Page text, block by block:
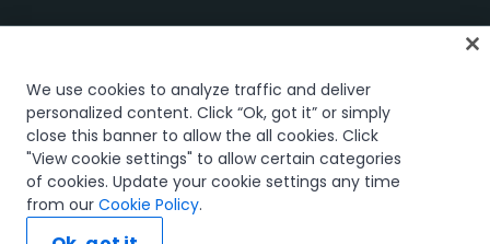
信頼とセキュリティ Terms of Use Privacy Policy Cookies Policy
Your Privacy Choices
The UiPath word mark, logos, and robots are registered trademarks
owned by UiPath, Inc. and its affiliates. UiPath® is a registered trademark
in the United States and several countries across the globe. See TMEP
We use cookies to analyze traffic and deliver
personalized content. Click “Ok, got it” or simply
close this banner to allow the all cookies. Click
"View cookie settings" to allow certain categories
of cookies. Update your cookie settings any time
from our Cookie Policy.